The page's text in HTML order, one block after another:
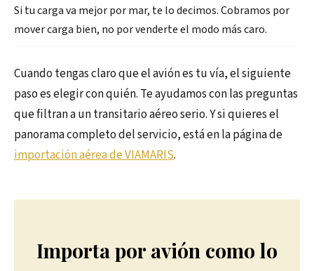
Si tu carga va mejor por mar, te lo decimos. Cobramos por
mover carga bien, no por venderte el modo más caro.
Cuando tengas claro que el avión es tu vía, el siguiente
paso es elegir con quién. Te ayudamos con las preguntas
que filtran a un transitario aéreo serio. Y si quieres el
panorama completo del servicio, está en la página de
importación aérea de VIAMARIS.
Importa por avión como lo